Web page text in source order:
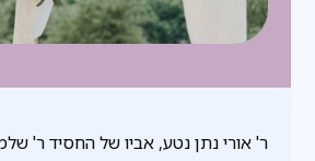
ר' אורי נתן נטע, אביו של החסיד ר'